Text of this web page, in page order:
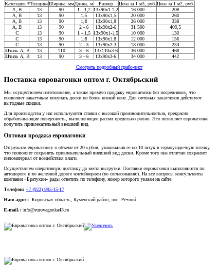
Категория *ТолщинаШирина, ммДлина, м Размер Цена за 1 м3, руб. Цена за 1 м2, руб.
A, В
13 90 1 - 1,2 13x90x1-1,2 16 000
208
A, В
13 90 1,5 13x90x1,5 20 000
260
A, В
13 90 1,8 13x90x1,8 26 000
338
A, В
13 90 2 - 6 13x90x2-6 31 500
409,5
C
13 90 1 - 1,5 13x90x1-1,5 10 000
130
С
13 90 1,8 13x90x1,8 12 000
156
C
13 90 2 - 3 13x90x2-3 18 000
234
Штиль А, В
13 110 3 - 6 13x110x3-6 36 000
468
Штиль А, В
13 90 3 - 6 13x90x3-6 34 000
442
Смотреть подробный прайс-лист
Поставка евровагонки оптом г. Октябрьский
Мы осуществляем изготовление, а также прямую продажу евровагонки без посредников, что
позволяет заказчикам покупать доски по более низкой цене. Для оптовых заказчиков действуют
выгодные скидки.
Для производства у нас используются станки с высокой производительностью, прекрасно
обрабатывающие поверхность, выполняющие распил предельно ровно. Это позволяет евровагонке
получить привлекательный внешний вид.
Оптовая продажа евровагонки
Отгружаем евровагонку в объеме от 20 кубов, упаковывая ее по 10 штук в термоусадочную пленку,
что позволяет сохранить привлекательный внешний вид доски. Кроме того она отлично сохраняет
пиломатериал от воздействия влаги.
Осуществляем оперативную доставку до места выгрузки. Поставки евровагонки выполняются по
автодороге и по железной дороге контейнерами (по согласованию). На все вопросы консультанты
компании «Братухин» рады ответить по телефону, номер которого указан на сайте.
Телефон: +7 (922) 995-15-17
Наш адрес: Кировская область, Куменский район, пос. Речной.
E-mail.: info@eurovagonka43.ru